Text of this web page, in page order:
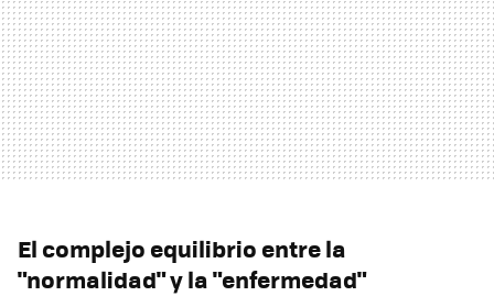
El complejo equilibrio entre la
"normalidad" y la "enfermedad"